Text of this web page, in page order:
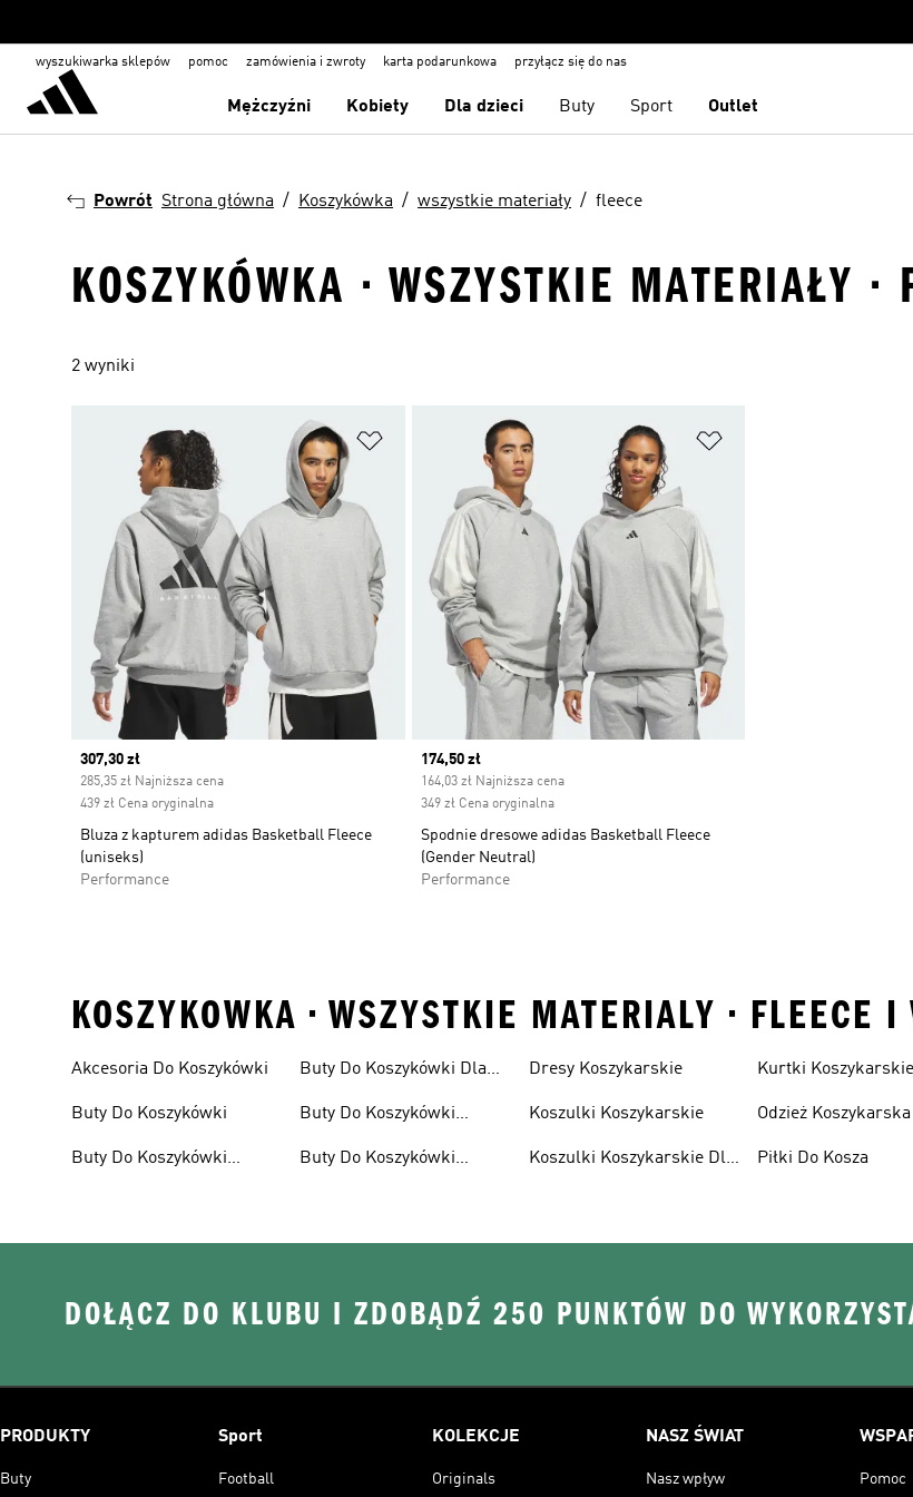
wyszukiwarka sklepów pomoc zamówienia i zwroty karta podarunkowa przyłącz się do nas
Mężczyźni Kobiety Dla dzieci Buty Sport Outlet
Powrót Strona główna Koszykówka wszystkie materiały fleece
KOSZYKÓWKA · WSZYSTKIE MATERIAŁY ·
2 wyniki
Dodaj do listy życzeń
Current price
307,30 zł
285,35 zł Najniższa cena
439 zł Cena oryginalna
Bluza z kapturem adidas Basketball Fleece
(uniseks)
Performance
Current price
174,50 zł
164,03 zł Najniższa cena
349 zł Cena oryginalna
Spodnie dresowe adidas Basketball Fleece
(Gender Neutral)
Performance
KOSZYKOWKA • WSZYSTKIE MATERIALY • FLEECE
Akcesoria Do Koszykówki
Buty Do Koszykówki
Buty Do Koszykówki
Buty Do Koszykówki Dla
Buty Do Koszykówki
Buty Do Koszykówki
Dresy Koszykarskie
Koszulki Koszykarskie
Koszulki Koszykarskie Dla
Kurtki Koszykarskie
Odzież Koszykarska
Piłki Do Kosza
DOŁĄCZ DO KLUBU I ZDOBĄDŹ 250 PUNKTÓW DO
PRODUKTY
Buty
Sport
Football
KOLEKCJE
Originals
NASZ ŚWIAT
Nasz wpływ Pomoc